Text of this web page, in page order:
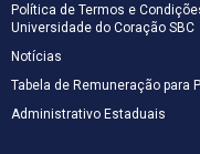
Política de Termos e
Universidade do Coração SBC
Notícias
Tabela de Remuneração para
Administrativo Estaduais